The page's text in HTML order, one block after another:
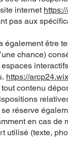
internet
pas aux
également être
chance)
espaces
https://
contenu
se réserve
en cas de
utilisé (texte,